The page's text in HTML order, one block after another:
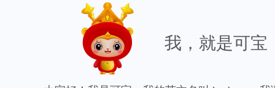
我，就是可宝